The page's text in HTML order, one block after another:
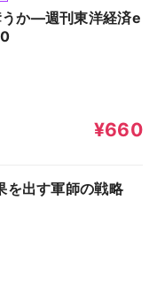
か―週刊東洋経済e
¥660
を出す軍師の戦略